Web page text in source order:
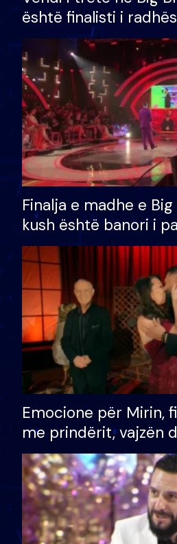
është finalisti i
Finalja e madhe e
kush është banori i
shtëpinë dhe humb
të fituar çmimin e
Emocione për Mirin,
me prindërit, vajzën
bashkëshorten:
divorci apo jo?